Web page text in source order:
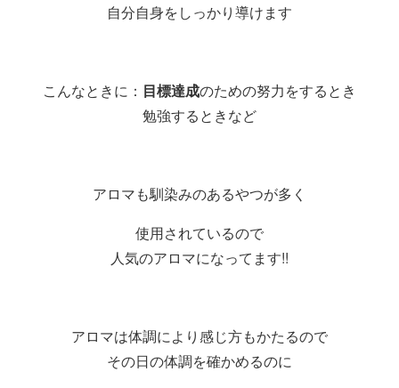
自分自身をしっかり導けます
こんなときに： 目標達成のための努力をするとき
勉強するときなど
アロマも馴染みのあるやつが多く
使用されているので
人気のアロマになってます!!
アロマは体調により感じ方もかたるので
その日の体調を確かめるのに